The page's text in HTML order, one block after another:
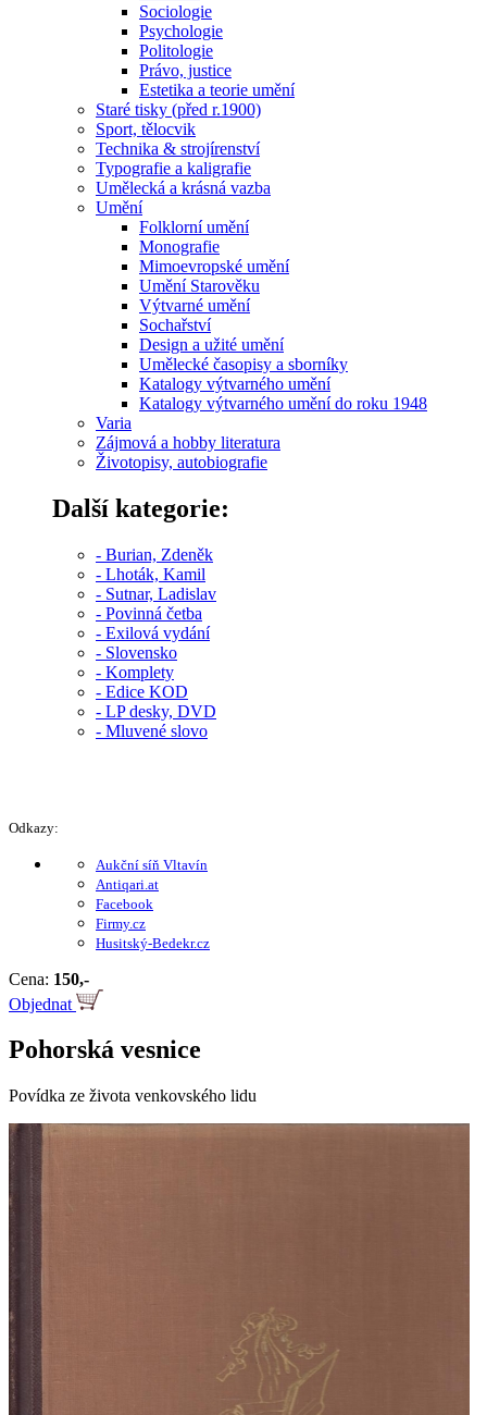
Sociologie
Psychologie
Politologie
Právo, justice
Estetika a teorie umění
Staré tisky (před r.1900)
Sport, tělocvik
Technika & strojírenství
Typografie a kaligrafie
Umělecká a krásná vazba
Umění
Folklorní umění
Monografie
Mimoevropské umění
Umění Starověku
Výtvarné umění
Sochařství
Design a užité umění
Umělecké časopisy a sborníky
Katalogy výtvarného umění
Katalogy výtvarného umění do roku 1948
Varia
Zájmová a hobby literatura
Životopisy, autobiografie
Další kategorie:
- Burian, Zdeněk
- Lhoták, Kamil
- Sutnar, Ladislav
- Povinná četba
- Exilová vydání
- Slovensko
- Komplety
- Edice KOD
- LP desky, DVD
- Mluvené slovo
Odkazy:
Aukční síň Vltavín
Antiqari.at
Facebook
Firmy.cz
Husitský-Bedekr.cz
Cena: 150,-
Objednat
Pohorská vesnice
Povídka ze života venkovského lidu